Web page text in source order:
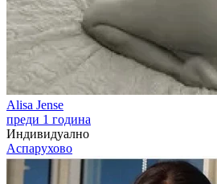
Alisa Jense
преди 1 година
Индивидуално
Аспарухово